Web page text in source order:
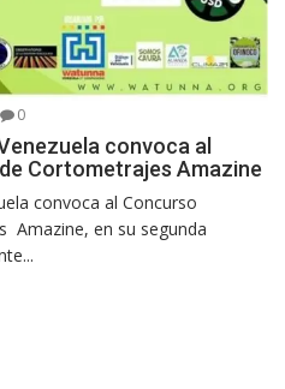
0
convoca al
Cortometrajes Amazine
convoca al Concurso
Amazine, en su segunda